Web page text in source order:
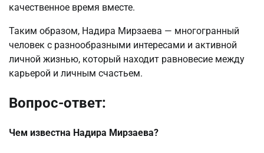
качественное время вместе.
Таким образом, Надира Мирзаева — многогранный
человек с разнообразными интересами и активной
личной жизнью, который находит равновесие между
карьерой и личным счастьем.
Вопрос-ответ:
Чем известна Надира Мирзаева?